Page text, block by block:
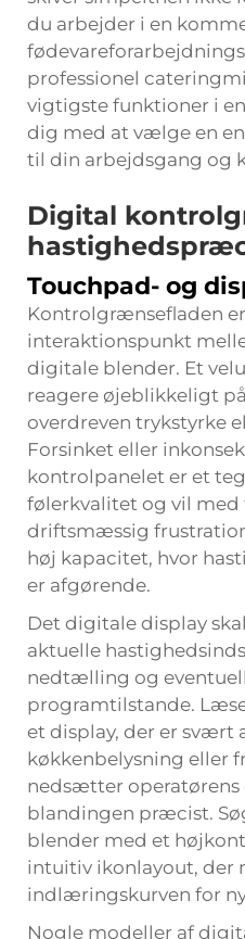
du arbejder i en
professionel
vigtigste funktioner i
dig med at vælge en
til din arbejdsgang og
Digital
Touchpad- og
Kontrolgrænsefladen
interaktionspunkt
digitale blender. Et
reagere øjeblikkeligt
overdreven trykstyrke
Forsinket eller
kontrolpanelet er et
følerkvalitet og vil med
driftsmæssig
høj kapacitet, hvor
er afgørende.
Det digitale display
aktuelle
nedtælling og
programtilstande.
et display, der er svært
køkkenbelysning eller
nedsætter operatørens
blandingen præcist.
blender med et
intuitiv ikonlayout, der
indlæringskurven for
Nogle modeller af